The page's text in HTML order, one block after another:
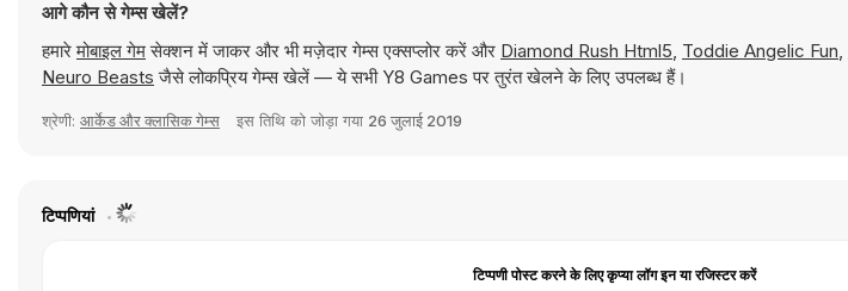
आगे कौन से गेम्स खेलें?
हमारेमोबाइल गेमसेक्शन में जाकर और भी मज़ेदार गेम्स एक्सप्लोर करें और Diamond Rush Html5, Toddie Angelic Fun,
Neuro Beasts जैसे लोकप्रिय गेम्स खेलें — ये सभी Y8 Games पर तुरंत खेलने के लिए उपलब्ध हैं।
श्रेणी: आर्केड और क्लासिक गेम्स इस तिथि को जोड़ा गया 26 जुलाई 2019
टिप्पणियां
टिप्पणी पोस्ट करने के लिए कृप्या लॉग इन या रजिस्टर करें